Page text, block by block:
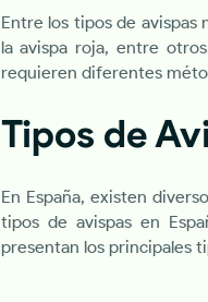
Entre los tipos de avispas
la avispa roja, entre
requieren diferentes
Tipos de
En España, existen
tipos de avispas en
presentan los principales